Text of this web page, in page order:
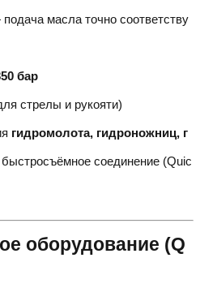
масла точно соответству
бар
стрелы и рукояти)
гидромолота, гидроножниц, г
соединение (Quic
оборудование (Q